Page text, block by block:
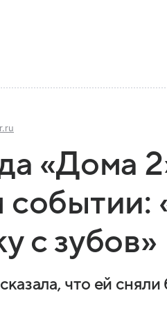
«Дома
событии:
с зубов»
что ей сняли